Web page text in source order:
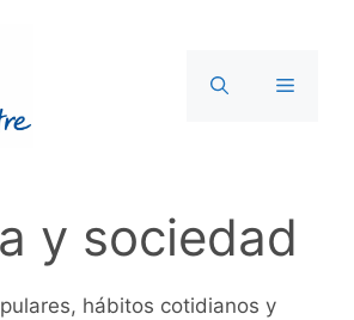
Menú
y sociedad
hábitos cotidianos y